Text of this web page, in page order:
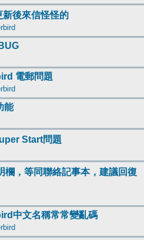
新後來信怪怪的
電郵問題
能
Start問題
欄，等同聯絡記事本，建議回復
中文名稱常常變亂碼